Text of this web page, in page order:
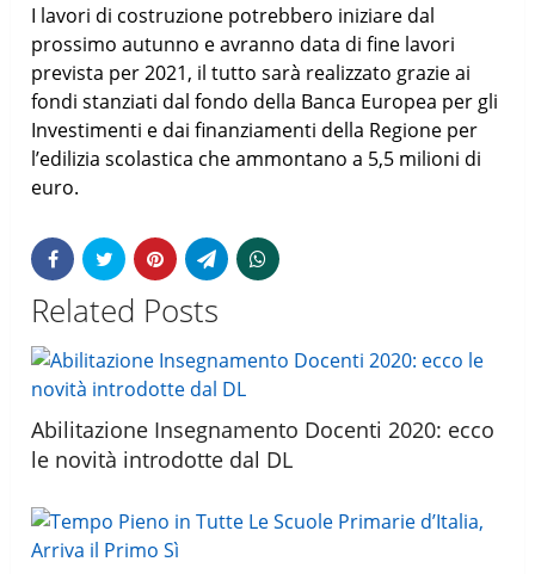
I lavori di costruzione potrebbero iniziare dal
prossimo autunno e avranno data di fine lavori
prevista per 2021, il tutto sarà realizzato grazie ai
fondi stanziati dal fondo della Banca Europea per gli
Investimenti e dai finanziamenti della Regione per
l’edilizia scolastica che ammontano a 5,5 milioni di
euro.
Related Posts
Abilitazione Insegnamento Docenti 2020: ecco
le novità introdotte dal DL